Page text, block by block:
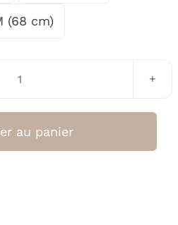
(68 cm)
quantité
Combinaison
au panier